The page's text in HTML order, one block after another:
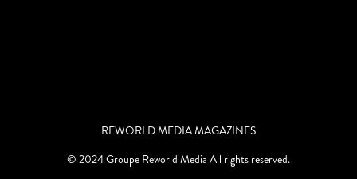
REWORLD MEDIA MAGAZINES
© 2024 Groupe Reworld Media All rights reserved.